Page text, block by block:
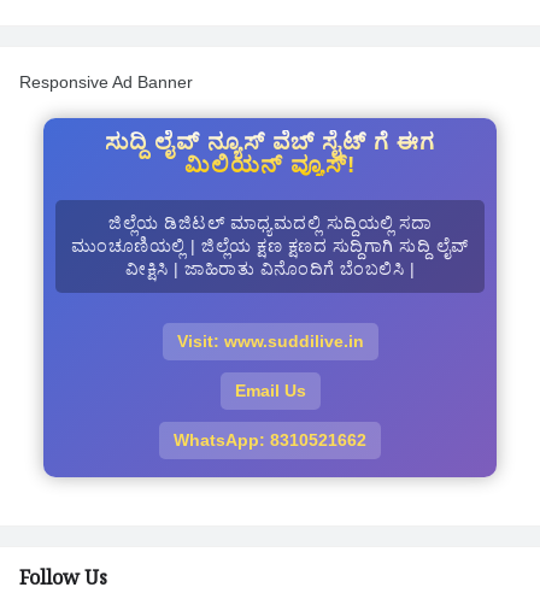
Responsive Ad Banner
ಸುದ್ದಿ ಲೈವ್ ನ್ಯೂಸ್ ವೆಬ್ ಸೈಟ್ ಗೆ ಈಗ
ಮಿಲಿಯನ್ ವ್ಯೂಸ್!
ಜಿಲ್ಲೆಯ ಡಿಜಿಟಲ್ ಮಾಧ್ಯಮದಲ್ಲಿ ಸುದ್ದಿಯಲ್ಲಿ ಸದಾ
ಮುಂಚೂಣಿಯಲ್ಲಿ | ಜಿಲ್ಲೆಯ ಕ್ಷಣ ಕ್ಷಣದ ಸುದ್ದಿಗಾಗಿ ಸುದ್ದಿ ಲೈವ್
ವೀಕ್ಷಿಸಿ | ಜಾಹಿರಾತು ವಿನೊಂದಿಗೆ ಬೆಂಬಲಿಸಿ |
Visit: www.suddilive.in
Email Us
WhatsApp: 8310521662
Follow Us